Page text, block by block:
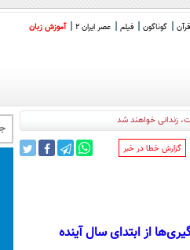
قرآن گوناگون فیلم عصر ایران 2 آموزش زبان
زندانی خواهند شد
‌گزارش خطا در خبر
از ابتدای سال آینده